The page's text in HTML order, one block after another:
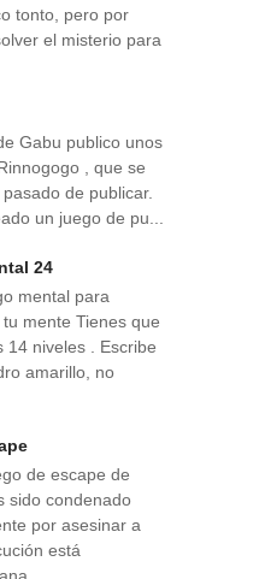
tonto, pero por
el misterio para
Gabu publico unos
, que se
de publicar.
un juego de pu...
24
mental para
mente Tienes que
14 niveles . Escribe
amarillo, no
de escape de
sido condenado
por asesinar a
está